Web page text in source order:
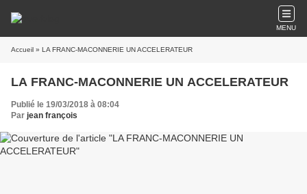
MENU
Accueil » LA FRANC-MACONNERIE UN ACCELERATEUR
LA FRANC-MACONNERIE UN ACCELERATEUR
Publié le 19/03/2018 à 08:04
Par jean françois